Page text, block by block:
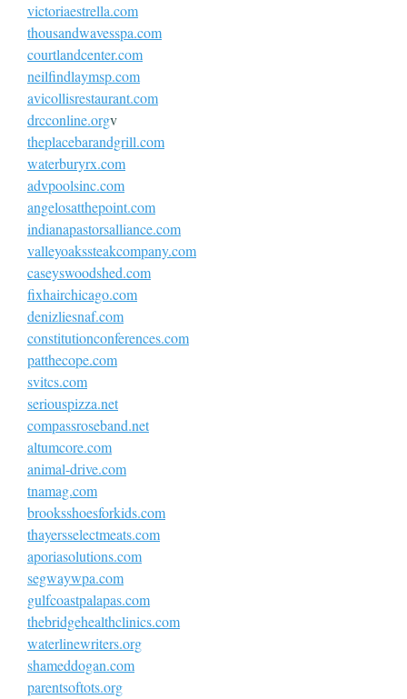
victoriaestrella.com
thousandwavesspa.com
courtlandcenter.com
neilfindlaymsp.com
avicollisrestaurant.com
drcconline.orgv
theplacebarandgrill.com
waterburyrx.com
advpoolsinc.com
angelosatthepoint.com
indianapastorsalliance.com
valleyoakssteakcompany.com
caseyswoodshed.com
fixhairchicago.com
denizliesnaf.com
constitutionconferences.com
patthecope.com
svitcs.com
seriouspizza.net
compassroseband.net
altumcore.com
animal-drive.com
tnamag.com
brooksshoesforkids.com
thayersselectmeats.com
aporiasolutions.com
segwaywpa.com
gulfcoastpalapas.com
thebridgehealthclinics.com
waterlinewriters.org
shameddogan.com
parentsoftots.org